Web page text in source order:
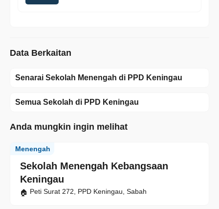
Data Berkaitan
Senarai Sekolah Menengah di PPD Keningau
Semua Sekolah di PPD Keningau
Anda mungkin ingin melihat
Sekolah Menengah Kebangsaan
Keningau
Menengah
Peti Surat 272, PPD Keningau, Sabah